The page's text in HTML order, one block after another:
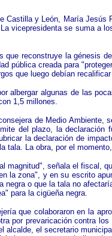
y León, María
vicepresidenta se suma a
reconstruye la génesis
pública creada para
que luego debían
albergar algunas de las
1,5 millones.
de Medio
del plazo, la declaración
la declaración de
tala. La obra, por el
señala el fiscal,
la zona", y en su escrito
o que la tala no
para la cigüeña negra.
que colaboraron en la
por prevaricación contra
el secretario